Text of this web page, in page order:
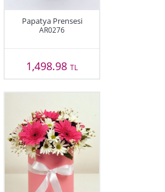
Papatya Prensesi
AR0276
1,498.98TL